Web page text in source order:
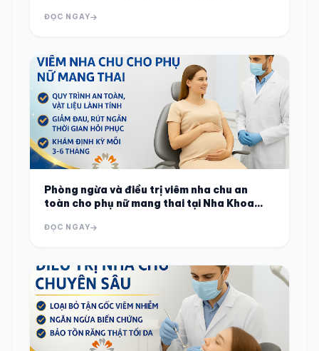
ĐỌC NGAY
Phòng ngừa và điều trị viêm nha chu an
toàn cho phụ nữ mang thai tại Nha Khoa
ĐỌC NGAY